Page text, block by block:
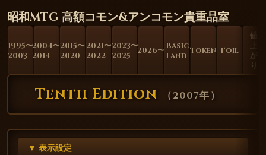
昭和MTG 高額コモン&アンコモン貴重品室
1995〜
2003
2004〜
2014
2015〜
2020
2021〜
2022
2023〜
2025
2026〜 Basic
Land Token Foil
値
上
が
り
Tenth Edition （2007年）
▼ 表示設定